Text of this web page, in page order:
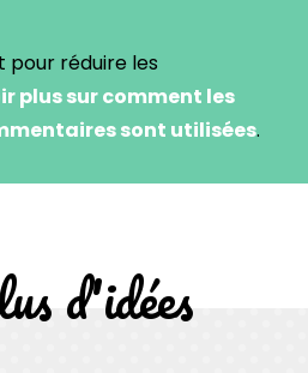
pour réduire les
plus sur comment les
sont utilisées.
d'idées